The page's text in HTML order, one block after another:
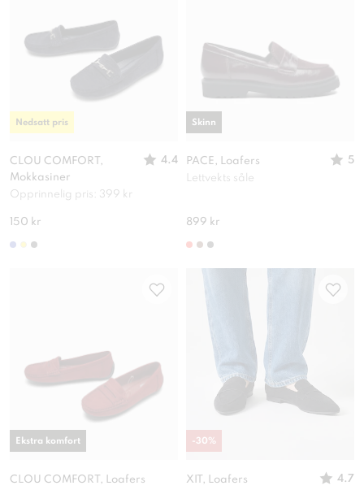
CLOU COMFORT,
Mokkasiner
4.4
Opprinnelig pris: 399 kr
150 kr
Nedsatt pris
PACE, Loafers
5
Lettvekts såle
899 kr
Skinn
CLOU COMFORT, Loafers
Ekstra komfort
XIT, Loafers
4.7
-30%